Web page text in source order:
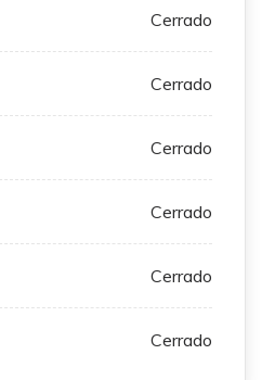
Cerrado
Cerrado
Cerrado
Cerrado
Cerrado
Cerrado